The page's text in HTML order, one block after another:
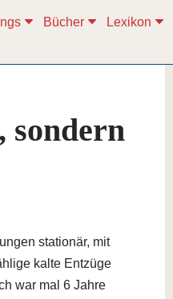
Bücher Lexikon
sondern
stationär, mit
kalte Entzüge
war mal 6 Jahre